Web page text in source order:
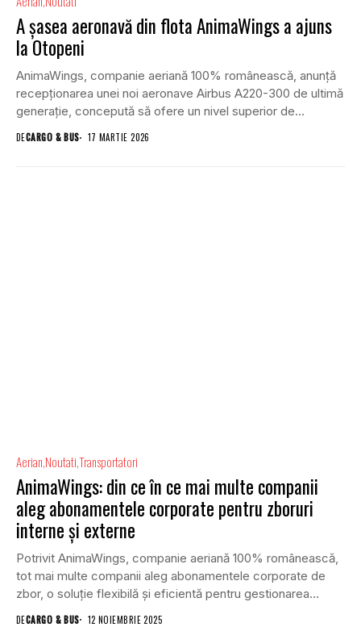
A șasea aeronavă din flota AnimaWings a ajuns
la Otopeni
AnimaWings, companie aeriană 100% românească, anunță
recepționarea unei noi aeronave Airbus A220-300 de ultimă
generație, concepută să ofere un nivel superior de
confort...
DECARGO & BUS 17 MARTIE 2026
Aerian NoutatiTransportatori
AnimaWings: din ce în ce mai multe companii
aleg abonamentele corporate pentru zboruri
interne și externe
Potrivit AnimaWings, companie aeriană 100% românească,
tot mai multe companii aleg abonamentele corporate de
zbor, o soluție flexibilă și eficientă pentru gestionarea
DECARGO & BUS 12 NOIEMBRIE 2025